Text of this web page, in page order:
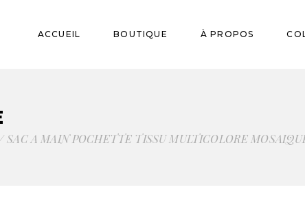
ACCUEIL BOUTIQUE À PROPOS
Beurres et Huiles
SAC A MAIN POCHETTE TISSU MULTICOLORE